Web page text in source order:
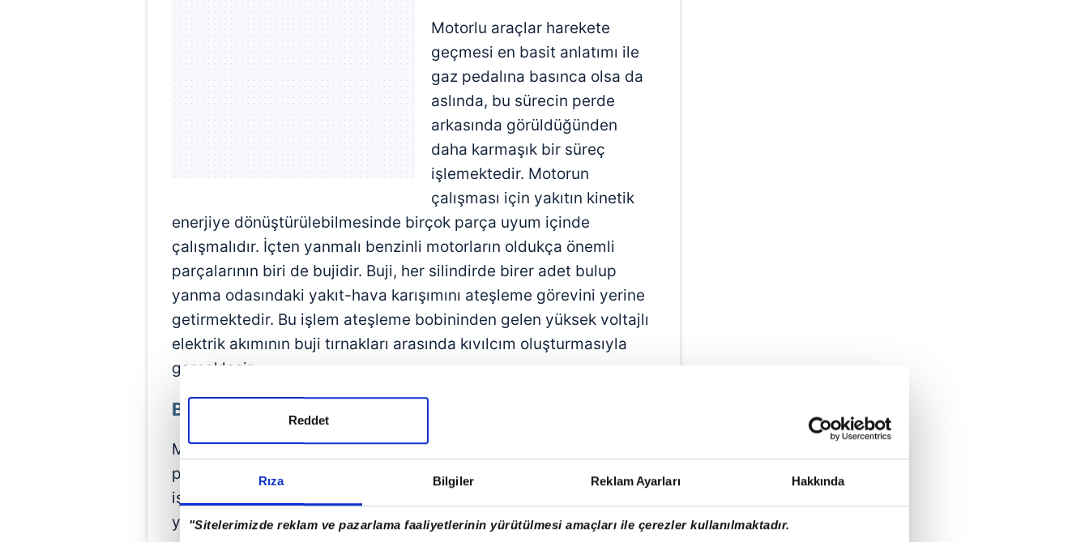
Rıza Bilgiler Reklam Ayarları Hakkında
"Sitelerimizde reklam ve pazarlama faaliyetlerinin yürütülmesi amaçları ile çerezler kullanılmaktadır.
Reddet
Motorlu araçlar harekete
geçmesi en basit anlatımı ile
gaz pedalına basınca olsa da
aslında, bu sürecin perde
arkasında görüldüğünden
daha karmaşık bir süreç
işlemektedir. Motorun
çalışması için yakıtın kinetik
enerjiye dönüştürülebilmesinde birçok parça uyum içinde
çalışmalıdır. İçten yanmalı benzinli motorların oldukça önemli
parçalarının biri de bujidir. Buji, her silindirde birer adet bulup
yanma odasındaki yakıt-hava karışımını ateşleme görevini yerine
getirmektedir. Bu işlem ateşleme bobininden gelen yüksek voltajlı
elektrik akımının buji tırnakları arasında kıvılcım oluşturmasıyla
gerçekleşir.
Buji Ne İşe Yarar?
Motor sistemleri temel olarak hava-yakıt karışımı sırasında
potansiyel enerjisini kinetik enerjiye dönüştürmek için bazı
işlemler gerçekleştirir. Valfler ile silindirlere yönlendirilen hava-
yakıt karışımında bulunan potansiyel enerji, pistonların yukarı